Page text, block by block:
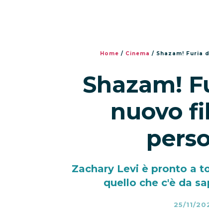
Home / Cinema / Shazam! Furia
Shazam!
nuovo
Zachary Levi è pronto a
quello che c'è da
25/11/